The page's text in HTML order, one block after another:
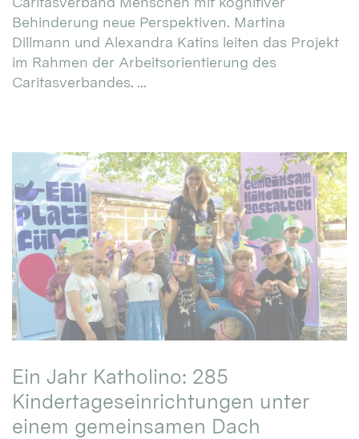
Behinderung neue Perspektiven. Martina
Dillmann und Alexandra Katins leiten das Projekt
im Rahmen der Arbeitsorientierung des
Caritasverbandes. ...
Ein Jahr Katholino: 285
Kindertageseinrichtungen unter
einem gemeinsamen Dach